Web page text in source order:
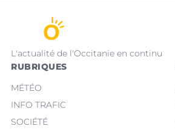
L'actualité de l'Occitanie en continu
RUBRIQUES
MÉTÉO
INFO TRAFIC
SOCIÉTÉ